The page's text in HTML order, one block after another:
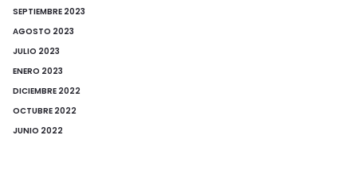
SEPTIEMBRE 2023
AGOSTO 2023
JULIO 2023
ENERO 2023
DICIEMBRE 2022
OCTUBRE 2022
JUNIO 2022